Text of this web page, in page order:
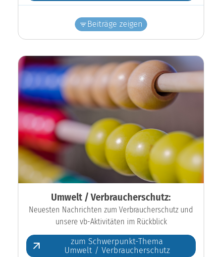
Beiträge zeigen
Umwelt / Verbraucherschutz:
Neuesten Nachrichten zum Verbraucherschutz und
unsere vb-Aktivitäten im Rückblick
zum Schwerpunkt-Thema
Umwelt / Verbraucherschutz